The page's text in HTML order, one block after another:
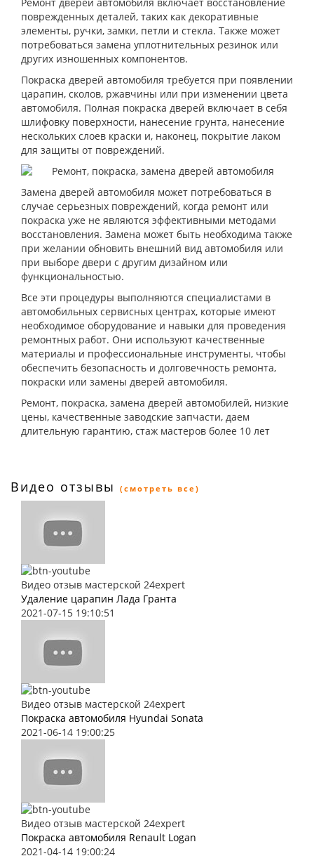
поврежденных деталей, таких как декоративные
элементы, ручки, замки, петли и стекла. Также может
потребоваться замена уплотнительных резинок или
других изношенных компонентов.
Покраска дверей автомобиля требуется при появлении
царапин, сколов, ржавчины или при изменении цвета
автомобиля. Полная покраска дверей включает в себя
шлифовку поверхности, нанесение грунта, нанесение
нескольких слоев краски и, наконец, покрытие лаком
для защиты от повреждений.
Замена дверей автомобиля может потребоваться в
случае серьезных повреждений, когда ремонт или
покраска уже не являются эффективными методами
восстановления. Замена может быть необходима также
при желании обновить внешний вид автомобиля или
при выборе двери с другим дизайном или
функциональностью.
Все эти процедуры выполняются специалистами в
автомобильных сервисных центрах, которые имеют
необходимое оборудование и навыки для проведения
ремонтных работ. Они используют качественные
материалы и профессиональные инструменты, чтобы
обеспечить безопасность и долговечность ремонта,
покраски или замены дверей автомобиля.
Ремонт, покраска, замена дверей автомобилей, низкие
цены, качественные заводские запчасти, даем
длительную гарантию, стаж мастеров более 10 лет
Видео отзывы (смотреть все)
Видео отзыв мастерской 24expert
Удаление царапин Лада Гранта
2021-07-15 19:10:51
Видео отзыв мастерской 24expert
Покраска автомобиля Hyundai Sonata
2021-06-14 19:00:25
Видео отзыв мастерской 24expert
Покраска автомобиля Renault Logan
2021-04-14 19:00:24